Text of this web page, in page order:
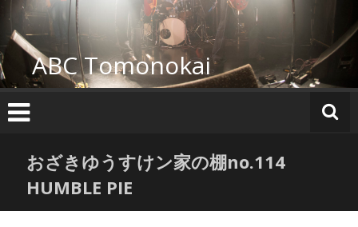
テ
ン
ツ
へ
ス
ABC Tomonokai
おざきゆうすけン家の棚no.114
HUMBLE PIE